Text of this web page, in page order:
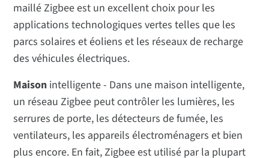
maillé Zigbee est un excellent choix pour les
applications technologiques vertes telles que les
parcs solaires et éoliens et les réseaux de recharge
des véhicules électriques.
Maison intelligente - Dans une maison intelligente,
un réseau Zigbee peut contrôler les lumières, les
serrures de porte, les détecteurs de fumée, les
ventilateurs, les appareils électroménagers et bien
plus encore. En fait, Zigbee est utilisé par la plupart